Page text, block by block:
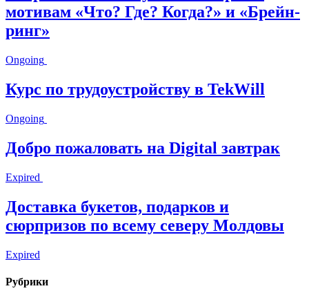
мотивам «Что? Где? Когда?» и «Брейн-
ринг»
Ongoing
Курс по трудоустройству в TekWill
Ongoing
Добро пожаловать на Digital завтрак
Expired
Доставка букетов, подарков и
сюрпризов по всему северу Молдовы
Expired
Рубрики